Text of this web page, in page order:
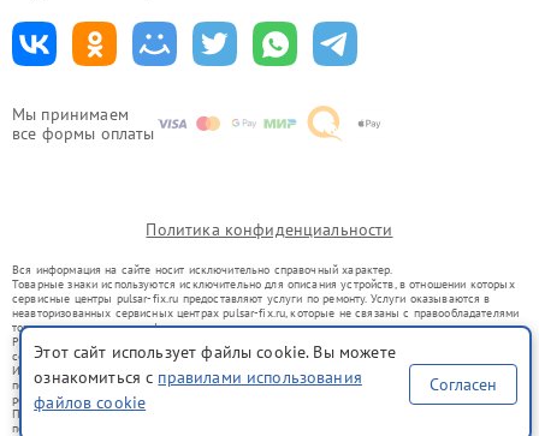
Мы принимаем
все формы оплаты
Политика конфиденциальности
Вся информация на сайте носит исключительно справочный характер.
Товарные знаки используются исключительно для описания устройств, в отношении которых
сервисные центры pulsar-fix.ru предоставляют услуги по ремонту. Услуги оказываются в
неавторизованных сервисных центрах pulsar-fix.ru, которые не связаны с правообладателями
товарных знаков или их официальными представителями.
Ремонт осуществляется для устройств, уже введенных в гражданский оборот в соответствии
со статьей 1487 ГК РФ.
Использование товарных знаков не преследует цели индивидуализации услуг или введения
потребителей в заблуждение, а служит для информирования о предоставляемых услугах по
ремонту техники указанных брендов.
Представленная на сайте информация не является публичной офертой, определяемой
положениями Статьи 437(2) Гражданского кодекса РФ
Этот сайт использует файлы cookie. Вы можете
ознакомиться с правилами использования
файлов cookie
Согласен